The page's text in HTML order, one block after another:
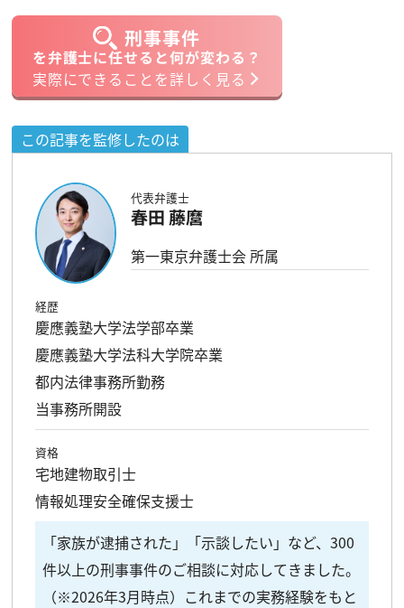
刑事事件
を弁護士に任せると何が変わる？
実際にできることを詳しく見る
この記事を監修したのは
代表弁護士
春田 藤麿
第一東京弁護士会 所属
経歴
慶應義塾大学法学部卒業
慶應義塾大学法科大学院卒業
都内法律事務所勤務
当事務所開設
資格
宅地建物取引士
情報処理安全確保支援士
「家族が逮捕された」「示談したい」など、300
件以上の刑事事件のご相談に対応してきました。
（※2026年3月時点）これまでの実務経験をもと